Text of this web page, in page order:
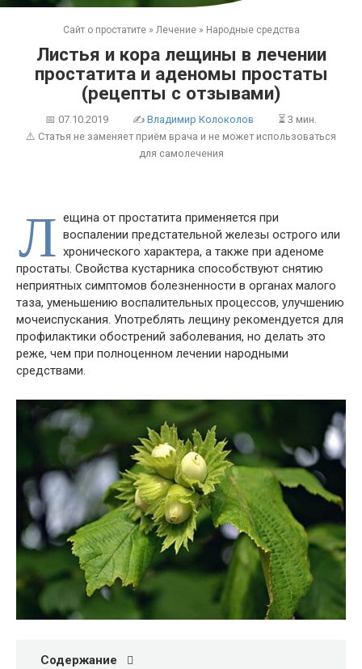
Сайт о простатите » Лечение » Народные средства
Листья и кора лещины в лечении
простатита и аденомы простаты
(рецепты с отзывами)
📅 07.10.2019 ✍ Владимир Колоколов
⏳ 3 мин.
⚠️ Статья не заменяет приём врача и не может использоваться
для самолечения
Л ещина от простатита применяется при
воспалении предстательной железы острого или
хронического характера, а также при аденоме
простаты. Свойства кустарника способствуют снятию
неприятных симптомов болезненности в органах малого
таза, уменьшению воспалительных процессов, улучшению
мочеиспускания. Употреблять лещину рекомендуется для
профилактики обострений заболевания, но делать это
реже, чем при полноценном лечении народными
средствами.
Содержание